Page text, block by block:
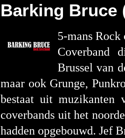
Barking Bruce
5-mans
Coverband
Brussel van
maar ook Grunge,
bestaat uit muzikanten
coverbands uit het
hadden opgebouwd. Jef